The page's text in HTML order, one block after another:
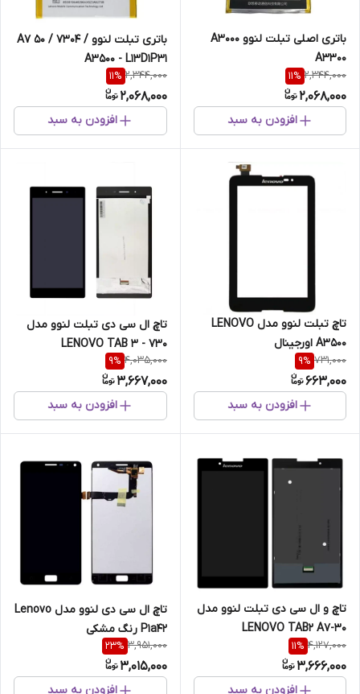
باتری اصلی تبلت لنوو A3000
A3300
2,344,000
11%
2,068,000
افزودن به سبد
باتری تبلت لنوو A7 50 / 7304 /
A3500 - L13D1P31
2,344,000
11%
2,068,000
افزودن به سبد
تاچ تبلت لنوو مدل LENOVO
A3500 اورجینال
731,000
9%
663,000
افزودن به سبد
تاچ ال سی دی تبلت لنوو مدل
730 - LENOVO TAB 3
4,035,000
9%
3,667,000
افزودن به سبد
تاچ و ال سی دی تبلت لنوو مدل
LENOVO TAB2 A7-30
4,127,000
11%
3,666,000
افزودن به سبد
تاچ ال سی دی لنوو مدل Lenovo
P1a42 رنگ مشکی
3,951,000
23%
3,015,000
افزودن به سبد